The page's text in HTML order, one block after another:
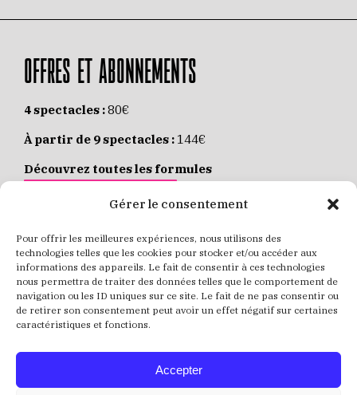
Gérer le consentement
Pour offrir les meilleures expériences, nous utilisons des
technologies telles que les cookies pour stocker et/ou accéder aux
informations des appareils. Le fait de consentir à ces technologies
nous permettra de traiter des données telles que le comportement de
navigation ou les ID uniques sur ce site. Le fait de ne pas consentir ou
de retirer son consentement peut avoir un effet négatif sur certaines
caractéristiques et fonctions.
Accepter
OFFRES ET ABONNEMENTS
4 spectacles :80€
À partir de 9 spectacles : 144€
Découvrez toutes les formules
JE M’ABONNE EN LIGNE
Places individuelles :de 8 à 35€
Achetez vos places
JE RÉSERVE MES PLACES